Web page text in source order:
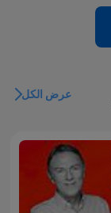
عرض الكل